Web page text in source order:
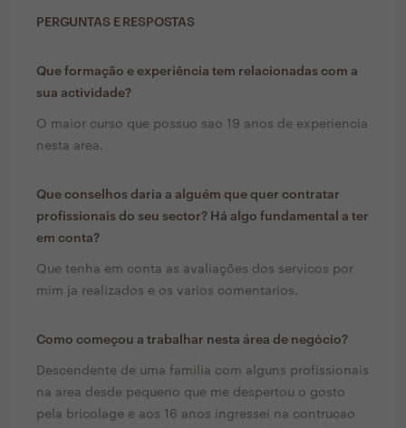
PERGUNTAS E RESPOSTAS
Que formação e experiência tem relacionadas com a
sua actividade?
O maior curso que possuo sao 19 anos de experiencia
nesta area.
Que conselhos daria a alguém que quer contratar
profissionais do seu sector? Há algo fundamental a ter
em conta?
Que tenha em conta as avaliações dos servicos por
mim ja realizados e os varios comentarios.
Como começou a trabalhar nesta área de negócio?
Descendente de uma familia com alguns profissionais
na area desde pequeno que me despertou o gosto
pela bricolage e aos 16 anos ingressei na contrucao